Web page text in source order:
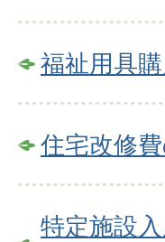
福祉用具
住宅改修
特定施設